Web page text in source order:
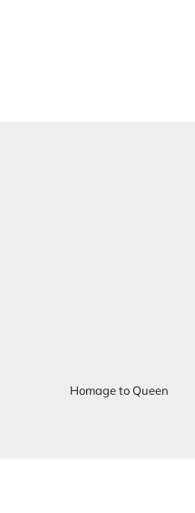
Homage to Queen